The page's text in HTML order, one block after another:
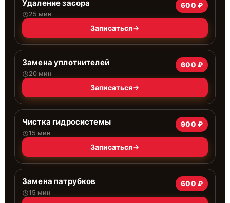
Удаление засора
25 мин
600 ₽
Записаться
Замена уплотнителей
20 мин
600 ₽
Записаться
Чистка гидросистемы
15 мин
900 ₽
Записаться
Замена патрубков
15 мин
600 ₽